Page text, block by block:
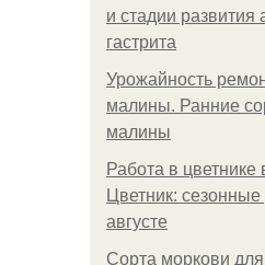
и стадии развития
гастрита
Урожайность
малины. Ранние
малины
Работа в цветнике
Цветник:
августе
Сорта моркови